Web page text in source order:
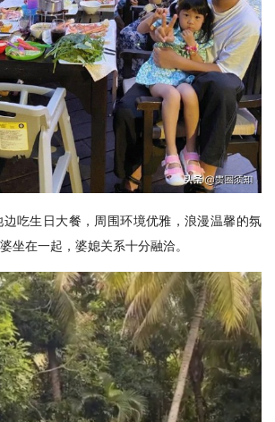
吃生日大餐，周围环境优雅，浪漫温馨的氛
坐在一起，婆媳关系十分融洽。